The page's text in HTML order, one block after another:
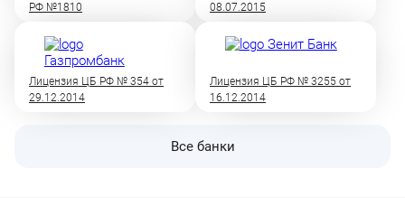
РФ №1810
08.07.2015
Лицензия ЦБ РФ № 354 от
29.12.2014
Лицензия ЦБ РФ № 3255 от
16.12.2014
Все банки